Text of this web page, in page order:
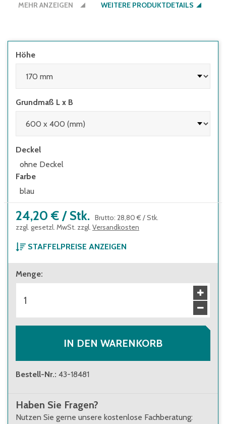
MEHR ANZEIGEN WEITERE PRODUKTDETAILS
Höhe
Grundmaß L x B
Deckel
ohne Deckel
Farbe
blau
24,20 € / Stk. Brutto: 28,80 € /Stk.
zzgl. gesetzl. MwSt. zzgl. Versandkosten
STAFFELPREISE ANZEIGEN
ab 1 Stück
24,20 €
ab 48 Stück
21,10 €
Menge:
IN DEN WARENKORB
Bestell-Nr.: 43-18481
Haben Sie Fragen?
Nutzen Sie gerne unsere kostenlose Fachberatung: